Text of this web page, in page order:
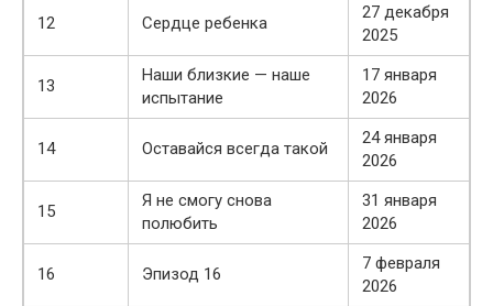
12 Сердце ребенка
27 декабря
2025
13
Наши близкие — наше
испытание
17 января
2026
14 Оставайся всегда такой
24 января
2026
15
Я не смогу снова
полюбить
31 января
2026
16 Эпизод 16
7 февраля
2026